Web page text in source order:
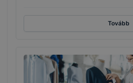
Tovább